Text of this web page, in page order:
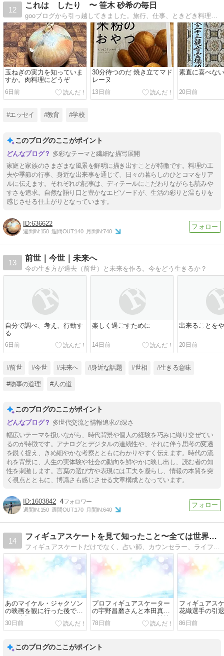
12
これは したり 〜 笹木 砂希の毎日
玉ねぎの実力を知っていま
すか。肉料理にどうぞ
6日前
30分待つのだ 焼き立てマド
レーヌ
13日前
素直に喜べな
20日前
#エッセイ #教育 #学校
このブログのここがポイント
多彩なテーマと繊細な描写展開
家庭と家族のさまざまな風景を鮮明に描き出すことが特徴です。料理の工
夫や季節の行事、身近な出来事を通じて、日々の暮らしのひとコマをリア
ルに伝えます。それぞれの記事は、ディテールにこだわりながらも読みや
すさを追求。自然な語り口と豊かなエピソードが、生活の彩りと温もりを
感じさせる仕上がりとなっています。
636622
週間IN:150 週間OUT:140 月間IN:740
13
前世｜今世｜未来へ
今の生き方が過去（前世）と未来を作る。今をどう生きるか？
自分で調べ、考え、行動す
る
6日前
楽しく過ごすために
14日前
出来ることを
20日前
#前世 #今世 #未来へ #身近な話題 #世相 #生きる意味
#物事の道理 #人の道
このブログのここがポイント
多世代交流と情報追求の深さ
幅広いテーマを扱いながら、時代背景や個人の経験を巧みに織り交ぜてい
るのが特徴です。アナログとデジタルの連続性や、それに伴う思考の変遷
を鋭く捉え、きめ細やかな考察とともにわかりやすく伝えます。時代の流
れを背景に、人生の実体験や社会の動向を鮮やかに映し出し、読む者の知
性を刺激します。言葉の選び方や表現には工夫を凝らし、情報の本質を突
く視点とともに、博識さも感じさせる文章構成となっています。
1603842 4
週間IN:150 週間OUT:170 月間IN:640
14
フィギュアスケートを見て知ったこと〜全ては世界を映し出す鏡
あのマイケル・ジャクソン
の映画を観に行った後で知
った大切なことは・・
30日前
プロフィギュアスケーター
の宇野昌磨さんと本田真凛
さんがアイスダンスで競技
復帰するそうです！
78日前
フィギュアス
花織選手の引
改めていいな
は・・
86日前
このブログのここがポイント